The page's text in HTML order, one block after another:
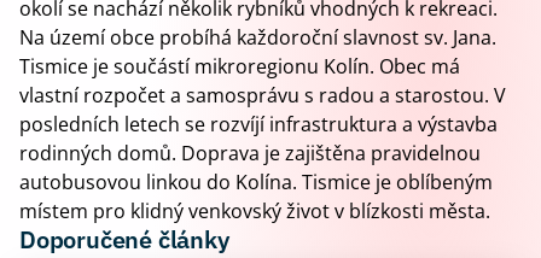
okolí se nachází několik rybníků vhodných k rekreaci.
Na území obce probíhá každoroční slavnost sv. Jana.
Tismice je součástí mikroregionu Kolín. Obec má
vlastní rozpočet a samosprávu s radou a starostou. V
posledních letech se rozvíjí infrastruktura a výstavba
rodinných domů. Doprava je zajištěna pravidelnou
autobusovou linkou do Kolína. Tismice je oblíbeným
místem pro klidný venkovský život v blízkosti města.
Doporučené články